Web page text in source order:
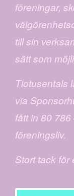
föreningar,
till sin
sätt som
Tiotusentals
via
fått in 80
föreningsliv.
Stort tack för